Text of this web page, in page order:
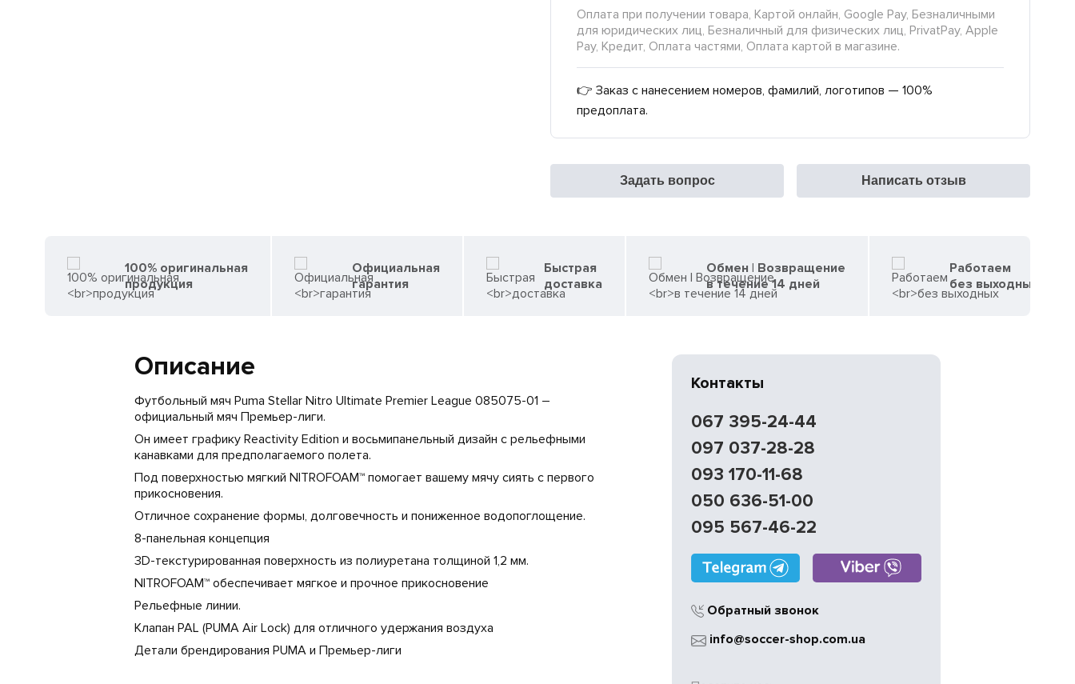
Оплата при получении товара, Картой онлайн, Google Pay, Безналичными
для юридических лиц, Безналичный для физических лиц, PrivatPay, Apple
Pay, Кредит, Оплата частями, Оплата картой в магазине.
👉 Заказ с нанесением номеров, фамилий, логотипов — 100%
предоплата.
Задать вопрос Написать отзыв
100% оригинальная
продукция
Официальная
гарантия
Быстрая
доставка
Обмен | Возвращение
в течение 14 дней
Работаем
без выходных
Описание
Футбольный мяч Puma Stellar Nitro Ultimate Premier League 085075-01 –
официальный мяч Премьер-лиги.
Он имеет графику Reactivity Edition и восьмипанельный дизайн с рельефными
канавками для предполагаемого полета.
Под поверхностью мягкий NITROFOAM™ помогает вашему мячу сиять с первого
прикосновения.
Отличное сохранение формы, долговечность и пониженное водопоглощение.
8-панельная концепция
3D-текстурированная поверхность из полиуретана толщиной 1,2 мм.
NITROFOAM™ обеспечивает мягкое и прочное прикосновение
Рельефные линии.
Клапан PAL (PUMA Air Lock) для отличного удержания воздуха
Детали брендирования PUMA и Премьер-лиги
Контакты
067 395-24-44
097 037-28-28
093 170-11-68
050 636-51-00
095 567-46-22
Обратный звонок
info@soccer-shop.com.ua